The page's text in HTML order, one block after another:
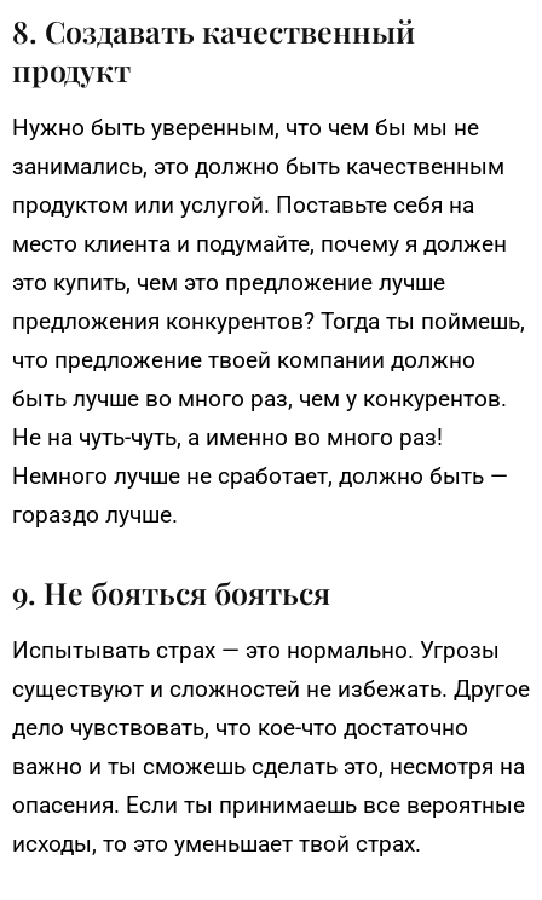
8. Создавать качественный
продукт
Нужно быть уверенным, что чем бы мы не
занимались, это должно быть качественным
продуктом или услугой. Поставьте себя на
место клиента и подумайте, почему я должен
это купить, чем это предложение лучше
предложения конкурентов? Тогда ты поймешь,
что предложение твоей компании должно
быть лучше во много раз, чем у конкурентов.
Не на чуть-чуть, а именно во много раз!
Немного лучше не сработает, должно быть —
гораздо лучше.
9. Не бояться бояться
Испытывать страх — это нормально. Угрозы
существуют и сложностей не избежать. Другое
дело чувствовать, что кое-что достаточно
важно и ты сможешь сделать это, несмотря на
опасения. Если ты принимаешь все вероятные
исходы, то это уменьшает твой страх.